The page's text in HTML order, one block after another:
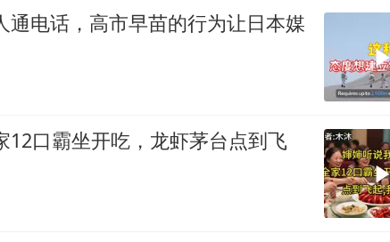
窝朵朵为佟丽娅庆生
通电话，高市早苗的行为让日本媒
12口霸坐开吃，龙虾茅台点到飞